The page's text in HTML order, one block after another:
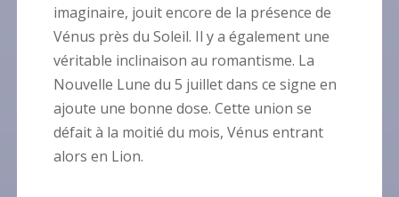
imaginaire, jouit encore de la présence de
Vénus près du Soleil. Il y a également une
véritable inclinaison au romantisme. La
Nouvelle Lune du 5 juillet dans ce signe en
ajoute une bonne dose. Cette union se
défait à la moitié du mois, Vénus entrant
alors en Lion.